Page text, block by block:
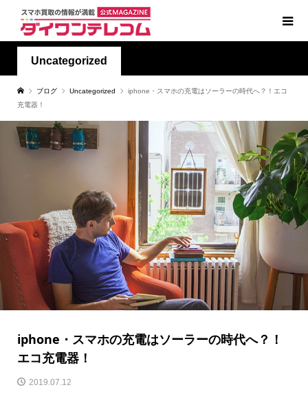
Uncategorized
ブログ Uncategorized
iphone・スマホの充電はソーラーの時代へ？！エコ
充電器！
iphone・スマホの充電はソーラーの時代へ？！
エコ充電器！
2019.07.12